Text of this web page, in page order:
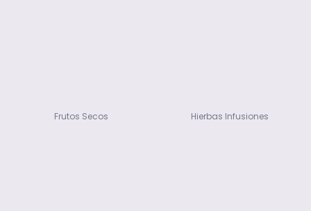
Frutos Secos Hierbas Infusiones